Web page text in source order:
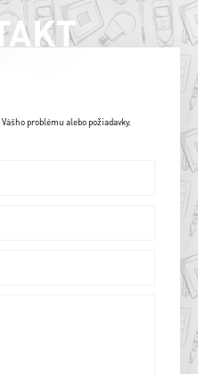
problému alebo požiadavky.